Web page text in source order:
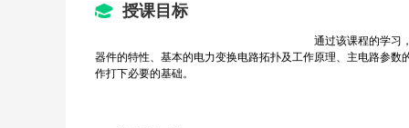
授课目标
通过该课程的学习
器件的特性、基本的电力变换电路拓扑及工作原理、主电路参
作打下必要的基础。